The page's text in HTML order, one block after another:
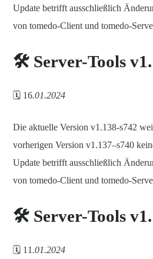
Update betrifft ausschließlich
von tomedo-Client und tomedo-
🛠️ Server-Tools
🗓️ 16.01.2024
Die aktuelle Version v1.138-s742
vorherigen Version v1.137–s740
Update betrifft ausschließlich
von tomedo-Client und tomedo-
🛠️ Server-Tools
🗓️ 11.01.2024